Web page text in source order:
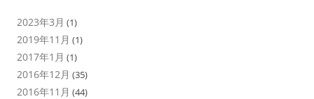
2023年3月 (1)
2019年11月 (1)
2017年1月 (1)
2016年12月 (35)
2016年11月 (44)